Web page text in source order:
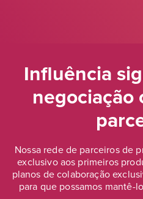
Influência
negociação
Nossa rede de parceiros de
exclusivo aos primeiros
planos de colaboração
para que possamos mantê-